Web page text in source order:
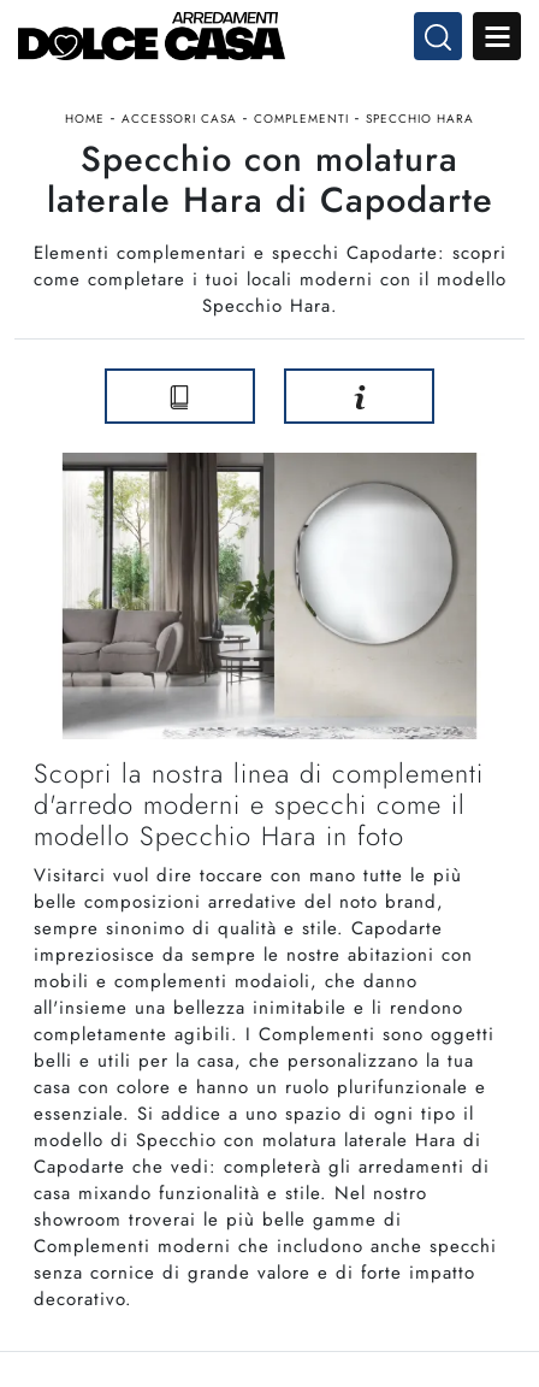
HOME - ACCESSORI CASA - COMPLEMENTI - SPECCHIO HARA
Specchio con molatura
laterale Hara di Capodarte
Elementi complementari e specchi Capodarte: scopri
come completare i tuoi locali moderni con il modello
Specchio Hara.
Scopri la nostra linea di complementi
d'arredo moderni e specchi come il
modello Specchio Hara in foto
Visitarci vuol dire toccare con mano tutte le più
belle composizioni arredative del noto brand,
sempre sinonimo di qualità e stile. Capodarte
impreziosisce da sempre le nostre abitazioni con
mobili e complementi modaioli, che danno
all'insieme una bellezza inimitabile e li rendono
completamente agibili. I Complementi sono oggetti
belli e utili per la casa, che personalizzano la tua
casa con colore e hanno un ruolo plurifunzionale e
essenziale. Si addice a uno spazio di ogni tipo il
modello di Specchio con molatura laterale Hara di
Capodarte che vedi: completerà gli arredamenti di
casa mixando funzionalità e stile. Nel nostro
showroom troverai le più belle gamme di
Complementi moderni che includono anche specchi
senza cornice di grande valore e di forte impatto
decorativo.